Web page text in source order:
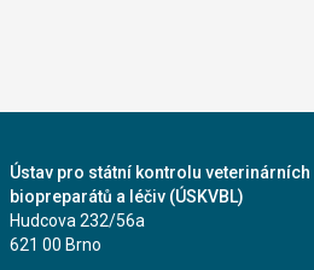
Ústav pro státní kontrolu veterinárních
biopreparátů a léčiv (ÚSKVBL)
Hudcova 232/56a
621 00 Brno